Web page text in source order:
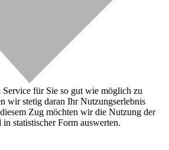
Service für Sie so gut wie möglich zu
wir stetig daran Ihr Nutzungserlebnis
Zug möchten wir die Nutzung der
in statistischer Form auswerten.